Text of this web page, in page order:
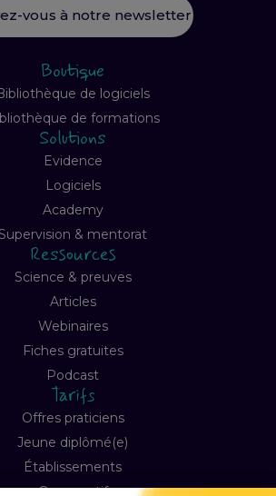
vous à notre newsletter
Boutique
de logiciels
de formations
Solutions
Evidence
Logiciels
Academy
Supervision & mentorat
Ressources
Science & preuves
Articles
Webinaires
Fiches gratuites
Podcast
Tarifs
Offres praticiens
Jeune diplômé(e)
Établissements
Comparatif